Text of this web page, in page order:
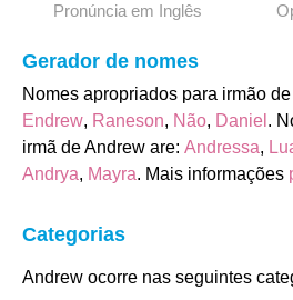
Pronúncia em Inglês
Gerador de nomes
Nomes apropriados para irmão
Endrew, Raneson, Não, Daniel .
irmã de Andrew are: Andressa,
Andrya, Mayra. Mais informações
Categorias
Andrew ocorre nas seguintes